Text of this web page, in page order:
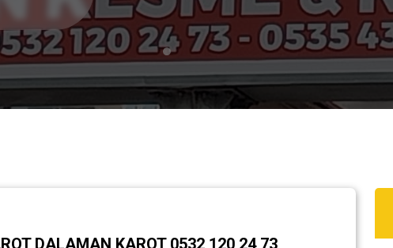
DALAMAN KAROT 0532 120 24 73